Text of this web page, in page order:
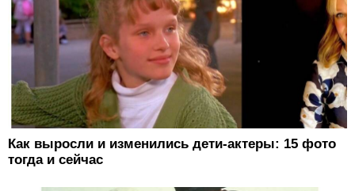
Как выросли и изменились дети-актеры: 15 фото
тогда и сейчас